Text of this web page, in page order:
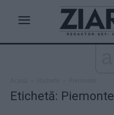
Etichetă: Piemonte